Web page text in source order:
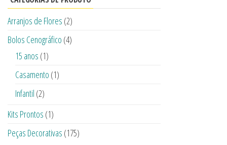
Arranjos de Flores (2)
Bolos Cenográfico (4)
15 anos (1)
Casamento (1)
Infantil (2)
Kits Prontos (1)
Peças Decorativas (175)